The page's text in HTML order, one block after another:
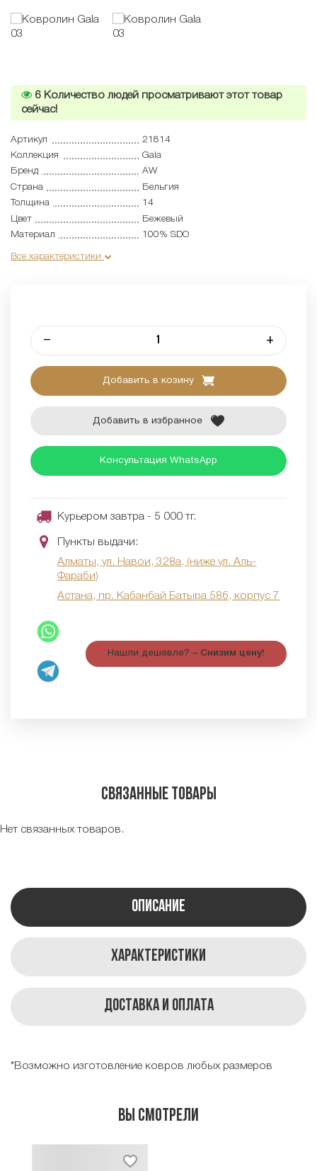
6 Количество людей просматривают этот товар
сейчас!
Артикул
21814
Коллекция
Gala
Бренд
AW
Страна
Бельгия
Толщина
14
Цвет
Бежевый
Материал
100% SDO
Все характеристики
– +
Добавить в козину
Добавить в избранное
Консультация WhatsApp
Курьером завтра - 5 000 тг.
Пункты выдачи:
Алматы, ул. Навои, 328а, (ниже ул. Аль-
Фараби)
Астана, пр. Кабанбай Батыра 58б, корпус 7
Нашли дешевле? – Снизим цену!
Связанные товары
Нет связанных товаров.
Описание
Характеристики
Доставка и оплата
*Возможно изготовление ковров любых размеров
Вы смотрели